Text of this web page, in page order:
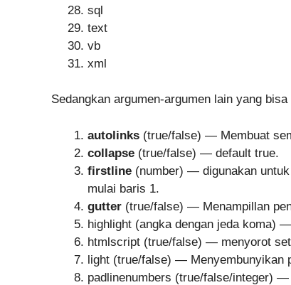
sql
text
vb
xml
Sedangkan argumen-argumen lain yang
autolinks (true/false) — Membuat
collapse (true/false) — default true.
firstline (number) — digunakan
mulai baris 1.
gutter (true/false) — Menampillan
highlight (angka dengan jeda koma)
htmlscript (true/false) — menyorot
light (true/false) — Menyembunyikan
padlinenumbers (true/false/integer)